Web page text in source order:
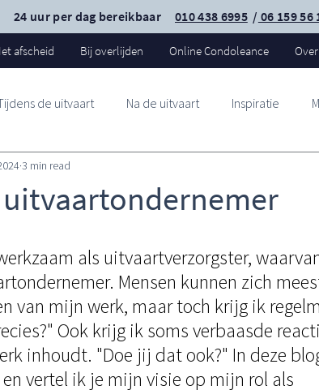
24 uur per dag bereikbaar 010 438 6995/ 06 159 56
afscheid Bij overlijden Online Condoleance
de uitvaart Na de uitvaart Inspiratie
3 min read
als uitvaartverzorgster,
Mensen kunnen zich
van mijn werk, maar toch krijg ik
Ook krijg ik soms verbaasde
inhoudt. "Doe jij dat ook?" In deze
vertel ik je mijn visie op mijn rol als